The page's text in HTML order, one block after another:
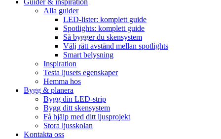
Alla guider
LED-lister: komplett guide
Spotlights: komplett guide
Så bygger du skensystem
Välj rätt avstånd mellan spotlights
Smart belysning
Inspiration
Testa ljusets egenskaper
Hemma hos
Bygg & planera
Bygg din LED-strip
Bygg ditt skensystem
Få hjälp med ditt ljusprojekt
Stora ljusskolan
Kontakta oss